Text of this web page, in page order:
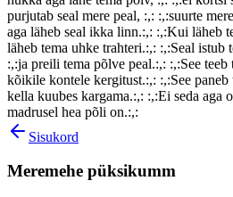
purjutab seal mere peal, :,: :,:suurte
aga läheb seal ikka linn.:,: :,:Kui läheb
läheb tema uhke trahteri.:,: :,:Seal istub
:,:ja preili tema põlve peal.:,: :,:See
kõikile kontele kergitust.:,: :,:See paneb
kella kuubes kargama.:,: :,:Ei seda aga
madrusel hea põli on.:,:
Sisukord
Meremehe püksikumm